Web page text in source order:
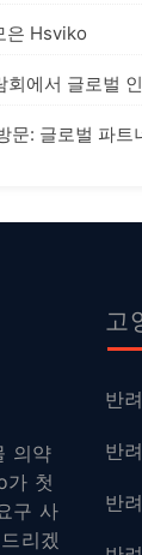
은 Hsviko
회에서 글로벌
문: 글로벌 파트
의약
가 첫
구 사
리겠
고
반
반
반